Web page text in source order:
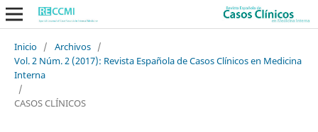
Inicio / Archivos /
Vol. 2 Núm. 2 (2017): Revista Española de Casos Clínicos en Medicina
Interna
/
CASOS CLÍNICOS